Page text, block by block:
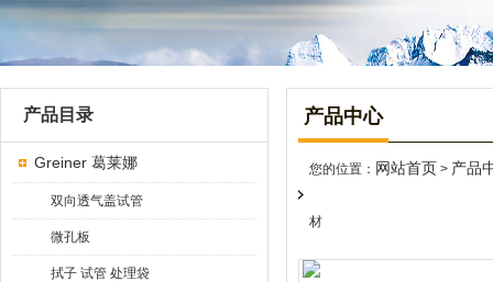
产品目录
Greiner 葛莱娜
双向透气盖试管
微孔板
拭子 试管 处理袋
产品中心
您的位置： 网站首页 > 产品
材